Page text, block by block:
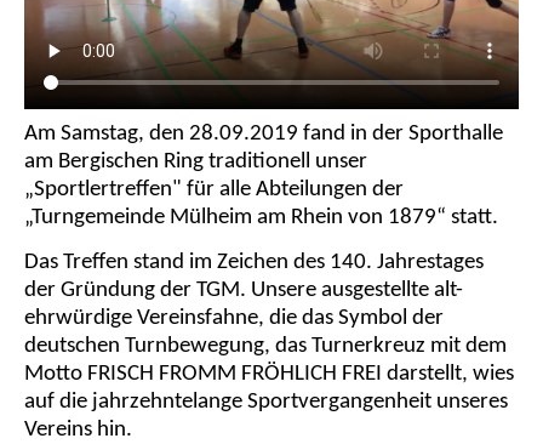
Am Samstag, den 28.09.2019 fand in der Sporthalle
am Bergischen Ring traditionell unser
„Sportlertreffen" für alle Abteilungen der
„Turngemeinde Mülheim am Rhein von 1879“ statt.
Das Treffen stand im Zeichen des 140. Jahrestages
der Gründung der TGM. Unsere ausgestellte alt-
ehrwürdige Vereinsfahne, die das Symbol der
deutschen Turnbewegung, das Turnerkreuz mit dem
Motto FRISCH FROMM FRÖHLICH FREI darstellt, wies
auf die jahrzehntelange Sportvergangenheit unseres
Vereins hin.